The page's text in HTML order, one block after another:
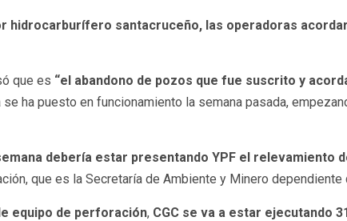
hidrocarburífero santacruceño, las operadoras
que es “el abandono de pozos que fue suscrito y
ha puesto en funcionamiento la semana pasada,
debería estar presentando YPF el relevamiento
que es la Secretaría de Ambiente y Minero dependiente
equipo de perforación, CGC se va a estar ejecutando